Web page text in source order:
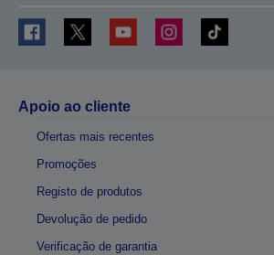
Apoio ao cliente
Ofertas mais recentes
Promoções
Registo de produtos
Devolução de pedido
Verificação de garantia